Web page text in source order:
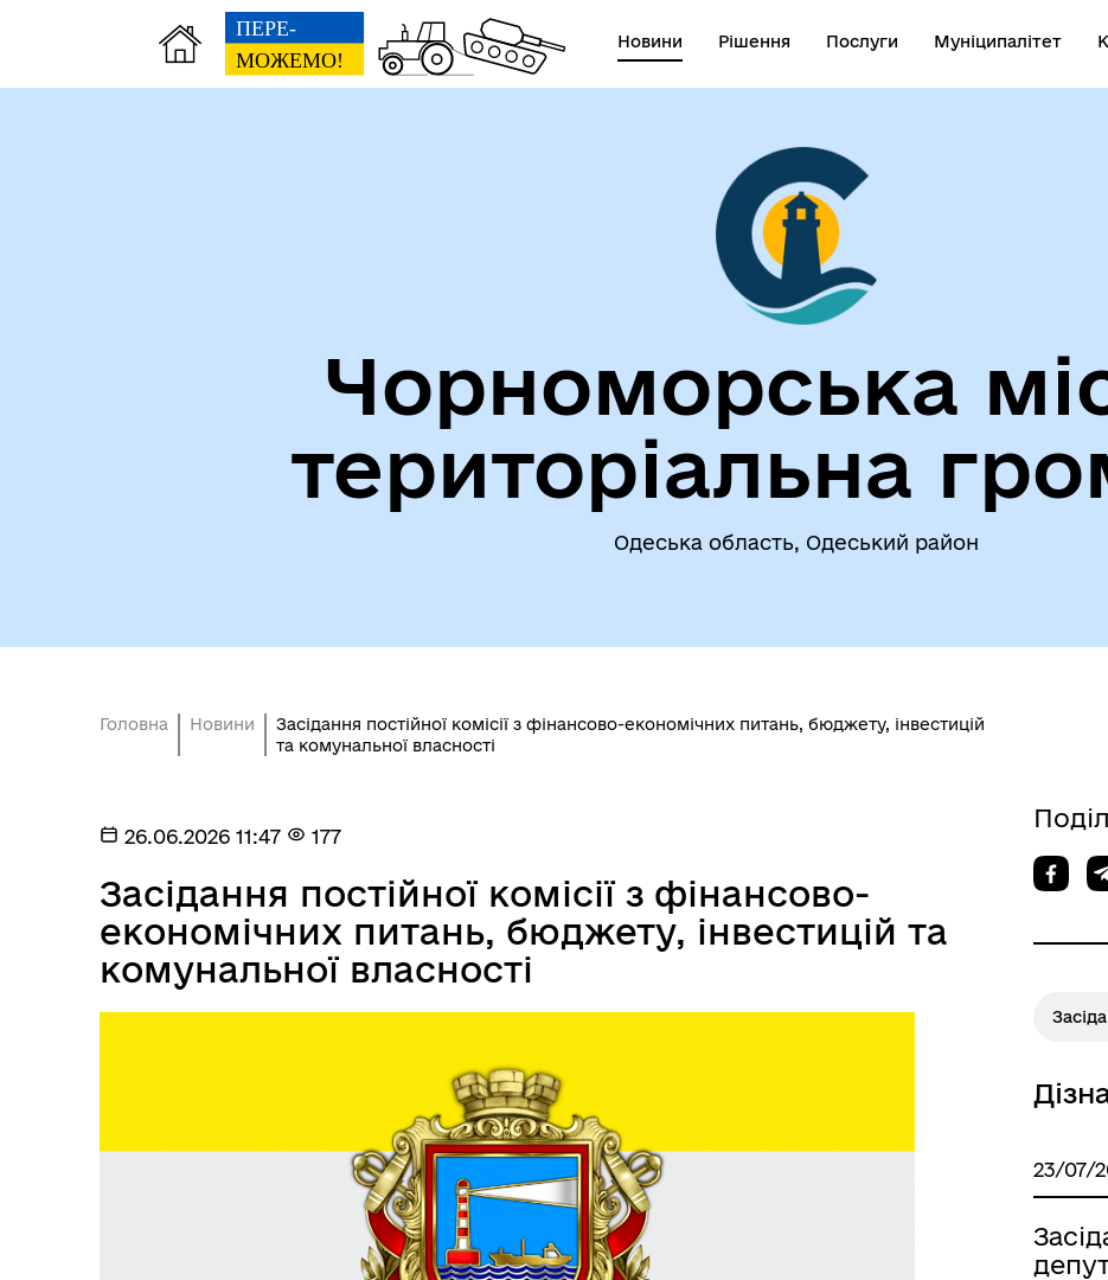
Новини Рішення Послуги Муніципалітет
Колегіальні органи (ради,
робочі групи, комісії)
Герої не вмирають!
Чорноморська
територіальна
Одеська область, Одеський район
Головна Новини
Засідання постійної комісії з фінансово-економічних питань, бюджету, інвестицій
та комунальної власності
26.06.2026 11:47 177
Засідання постійної комісії з фінансово-
економічних питань, бюджету, інвестицій та
комунальної власності
23/07/